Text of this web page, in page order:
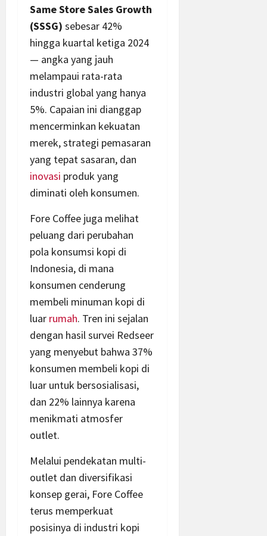
Same Store Sales Growth
(SSSG) sebesar 42%
hingga kuartal ketiga 2024
— angka yang jauh
melampaui rata-rata
industri global yang hanya
5%. Capaian ini dianggap
mencerminkan kekuatan
merek, strategi pemasaran
yang tepat sasaran, dan
inovasi produk yang
diminati oleh konsumen.
Fore Coffee juga melihat
peluang dari perubahan
pola konsumsi kopi di
Indonesia, di mana
konsumen cenderung
membeli minuman kopi di
luar rumah. Tren ini sejalan
dengan hasil survei Redseer
yang menyebut bahwa 37%
konsumen membeli kopi di
luar untuk bersosialisasi,
dan 22% lainnya karena
menikmati atmosfer
outlet.
Melalui pendekatan multi-
outlet dan diversifikasi
konsep gerai, Fore Coffee
terus memperkuat
posisinya di industri kopi